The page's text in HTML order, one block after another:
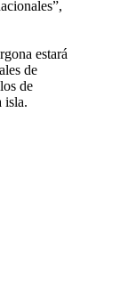
estará
de
de
isla.